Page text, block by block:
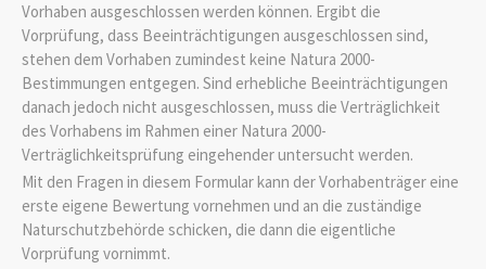
Vorhaben ausgeschlossen werden können. Ergibt die
Vorprüfung, dass Beeinträchtigungen ausgeschlossen sind,
stehen dem Vorhaben zumindest keine Natura 2000-
Bestimmungen entgegen. Sind erhebliche Beeinträchtigungen
danach jedoch nicht ausgeschlossen, muss die Verträglichkeit
des Vorhabens im Rahmen einer Natura 2000-
Verträglichkeitsprüfung eingehender untersucht werden.
Mit den Fragen in diesem Formular kann der Vorhabenträger eine
erste eigene Bewertung vornehmen und an die zuständige
Naturschutzbehörde schicken, die dann die eigentliche
Vorprüfung vornimmt.